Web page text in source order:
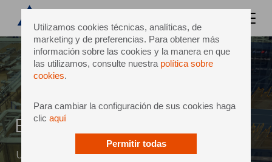
Utilizamos cookies técnicas, analíticas, de
marketing y de preferencias. Para obtener más
información sobre las cookies y la manera en que
las utilizamos, consulte nuestra política sobre
cookies.
Para cambiar la configuración de sus cookies haga
clic aquí
Permitir todas
Evo-ON® Eco
Un menor impacto ambiental de los equipos